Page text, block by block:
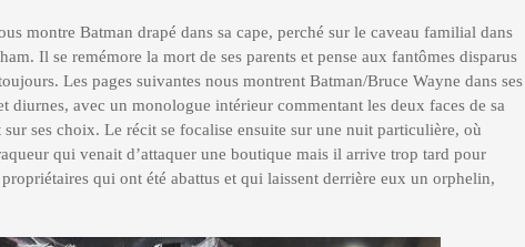
montre Batman drapé dans sa cape, perché sur le caveau familial dans
Il se remémore la mort de ses parents et pense aux fantômes disparus
Les pages suivantes nous montrent Batman/Bruce Wayne dans ses
diurnes, avec un monologue intérieur commentant les deux faces de sa
sur ses choix. Le récit se focalise ensuite sur une nuit particulière, où
qui venait d’attaquer une boutique mais il arrive trop tard pour
qui ont été abattus et qui laissent derrière eux un orphelin,